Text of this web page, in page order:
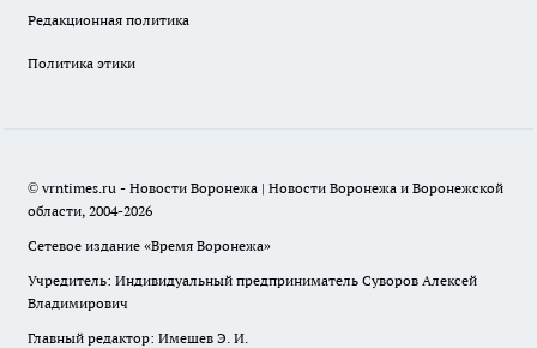
Редакционная политика
Политика этики
© vrntimes.ru - Новости Воронежа | Новости Воронежа и Воронежской
области, 2004-2026
Сетевое издание «Время Воронежа»
Учредитель: Индивидуальный предприниматель Суворов Алексей
Владимирович
Главный редактор: Имешев Э. И.